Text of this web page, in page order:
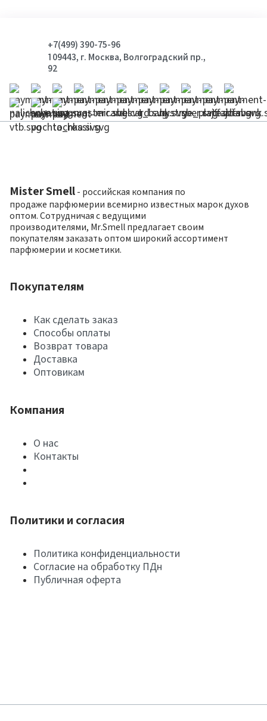
+7(499) 390-75-96
109443, г. Москва, Волгоградский пр.,
92
Mister Smell - российская компания по
продаже парфюмерии всемирно известных марок духов
оптом. Сотрудничая с ведущими
производителями, Mr.Smell предлагает своим
покупателям заказать оптом широкий ассортимент
парфюмерии и косметики.
Покупателям
Как сделать заказ
Способы оплаты
Возврат товара
Доставка
Оптовикам
Компания
О нас
Контакты
Политики и согласия
Политика конфиденциальности
Согласие на обработку ПДн
Публичная оферта